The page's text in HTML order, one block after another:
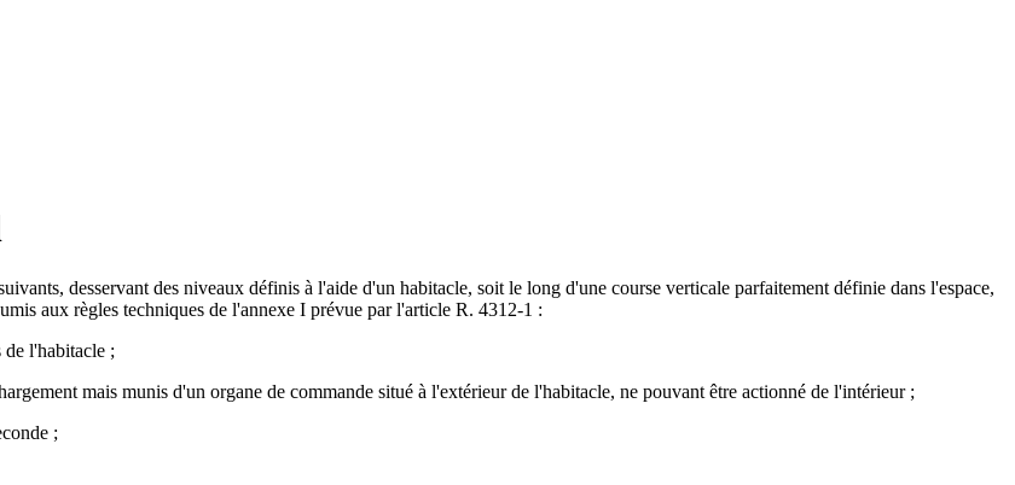
desservant des niveaux définis à l'aide d'un habitacle, soit le long d'une course verticale parfaitement définie dans l'espace,
aux règles techniques de l'annexe I prévue par l'article R. 4312-1 :
de l'habitacle ;
mais munis d'un organe de commande situé à l'extérieur de l'habitacle, ne pouvant être actionné de l'intérieur ;
;